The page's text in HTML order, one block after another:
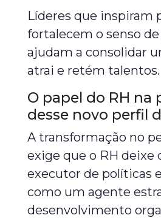
Líderes que inspiram
fortalecem o senso
ajudam a consolidar
atrai e retém talentos.
O papel do RH na
desse novo perfil
A transformação no
exige que o RH deixe
executor de políticas
como um agente
desenvolvimento